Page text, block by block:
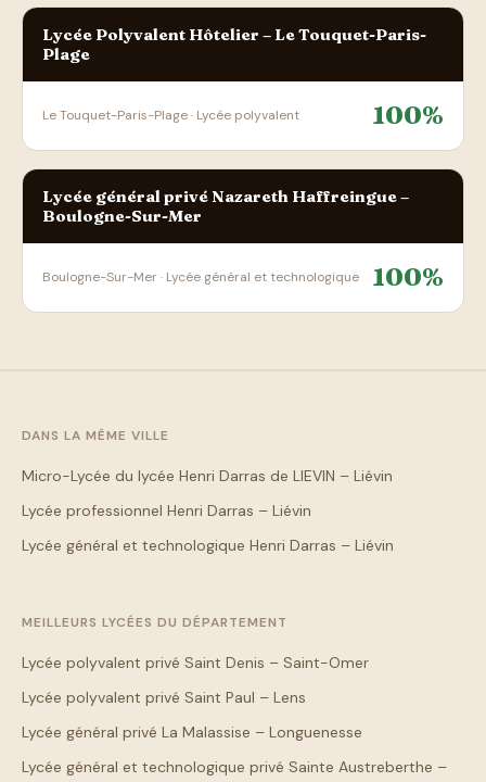
Lycée Polyvalent Hôtelier – Le Touquet-Paris-
Plage
Le Touquet-Paris-Plage · Lycée polyvalent 100%
Lycée général privé Nazareth Haffreingue –
Boulogne-Sur-Mer
Boulogne-Sur-Mer · Lycée général et technologique 100%
DANS LA MÊME VILLE
Micro-Lycée du lycée Henri Darras de LIEVIN – Liévin
Lycée professionnel Henri Darras – Liévin
Lycée général et technologique Henri Darras – Liévin
MEILLEURS LYCÉES DU DÉPARTEMENT
Lycée polyvalent privé Saint Denis – Saint-Omer
Lycée polyvalent privé Saint Paul – Lens
Lycée général privé La Malassise – Longuenesse
Lycée général et technologique privé Sainte Austreberthe –